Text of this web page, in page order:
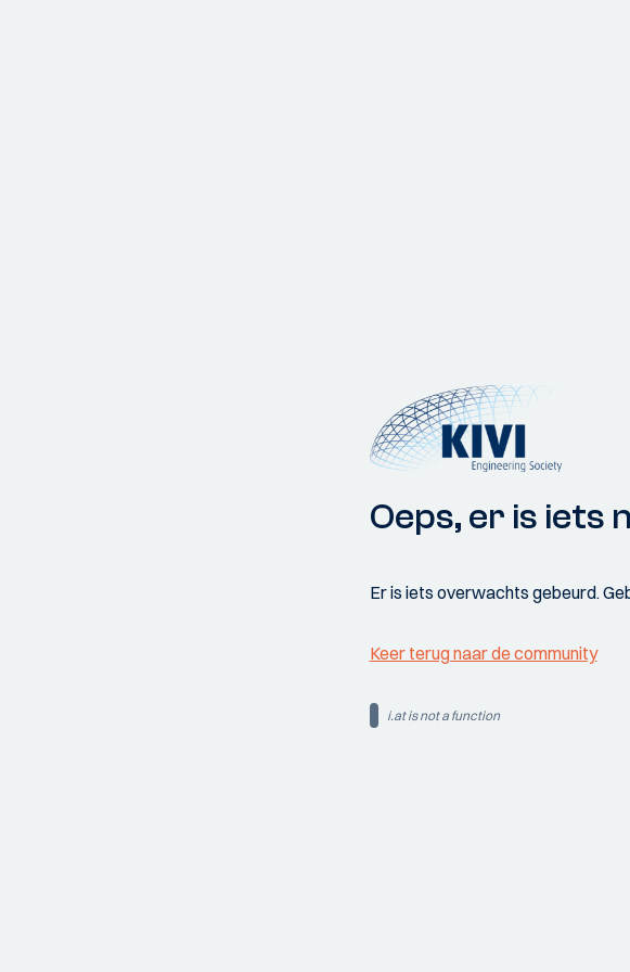
Oeps, er is iets
Er is iets overwachts gebeurd.
Keer terug naar de community
i.at is not a function